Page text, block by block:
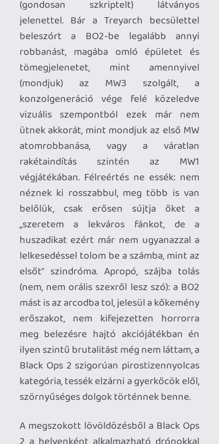
A megszokott lövöldözésből a Black Ops
2 a helyenként alkalmazható drónokkal
és az újonnan belépő, opcionális Strike
Mission-ökkel próbál kirángatni minket.
Opcionális? Bizony, ezeket nem kötelező
végrehajtani, de úgyis végre fogod, mert
egyrészt miért is ne, ha már ott vannak,
másrészt többször a sztorit is
befolyásolják. Az SM pályák
tulajdonképpen FPS + RTS hibridek, teljes
csapatokat (kvázi: kisebb seregeket)
irányítasz bennük - kívánság szerint
madártávlatból, vagy bármikor bármelyik
szereplő bőrébe bújva. Az ötlet piros
pontot érdemel, és tényleg hoz némi
változatosságot a játékba, a megvalósítás
azonban döcögős. A probléma: a baráti,
saját egységeket irányító mesterséges
intelligencia sötét, mint az anyaföld, és
vagy a csapataid állandó pesztrálásával
leszel elfoglalva, vagy sóhajtasz egy
nagyot, és belebújsz a legnagyobb
fegyverrel felszerelt egységbe, és
sajátkezűleg kezded szórni az
ólomgaluskát tonnaszámra - így viszont
a taktikázós vonal halványul el kapásból,
és tulajdonképpen ugyanazt kapod, mint
a többi pályán.
Sztori-küldetésekkel és Strike
Missziókkal egyetemben a kampány úgy
hat óra alatt végigtekerhető, de -
ellentétben az utóbbi évek CoD-jaival,
ahol csak a veterán végigjátszás adott
történet miatt a BO2-t jó eséllyel
többször is elő fogod venni.